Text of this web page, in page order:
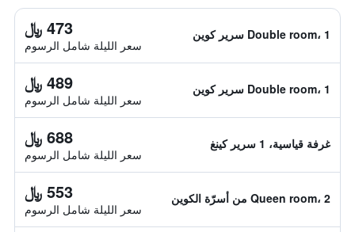
Double room، 1 سرير كوين 473 ﷼
سعر الليلة شامل الرسوم
Double room، 1 سرير كوين 489 ﷼
سعر الليلة شامل الرسوم
غرفة قياسية، 1 سرير كينغ 688 ﷼
سعر الليلة شامل الرسوم
Queen room، 2 من أسرّة الكوين 553 ﷼
سعر الليلة شامل الرسوم